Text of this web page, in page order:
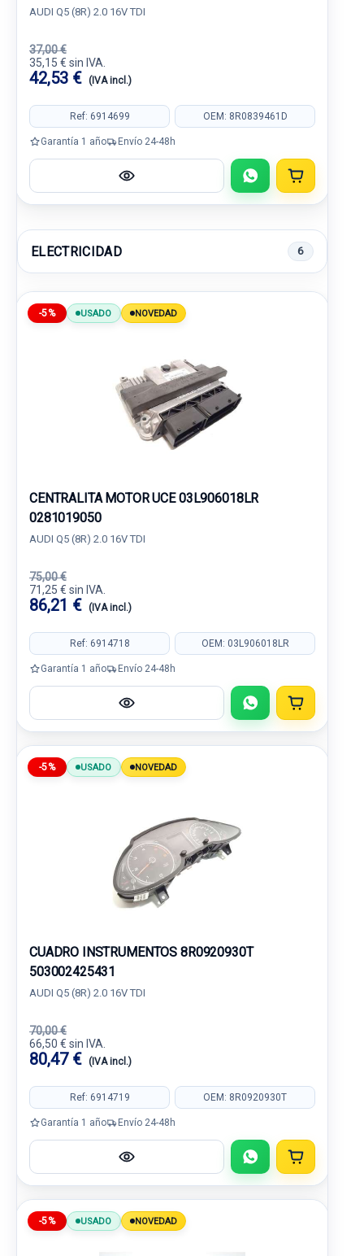
AUDI Q5 (8R) 2.0 16V TDI
37,00 €
35,15 € sin IVA.
42,53 € (IVA incl.)
Ref: 6914699 OEM: 8R0839461D
Garantía 1 año Envío 24-48h
ELECTRICIDAD 6
-5% USADO NOVEDAD
CENTRALITA MOTOR UCE 03L906018LR
0281019050
AUDI Q5 (8R) 2.0 16V TDI
75,00 €
71,25 € sin IVA.
86,21 € (IVA incl.)
Ref: 6914718 OEM: 03L906018LR
Garantía 1 año Envío 24-48h
-5% USADO NOVEDAD
CUADRO INSTRUMENTOS 8R0920930T
503002425431
AUDI Q5 (8R) 2.0 16V TDI
70,00 €
66,50 € sin IVA.
80,47 € (IVA incl.)
Ref: 6914719 OEM: 8R0920930T
Garantía 1 año Envío 24-48h
-5% USADO NOVEDAD